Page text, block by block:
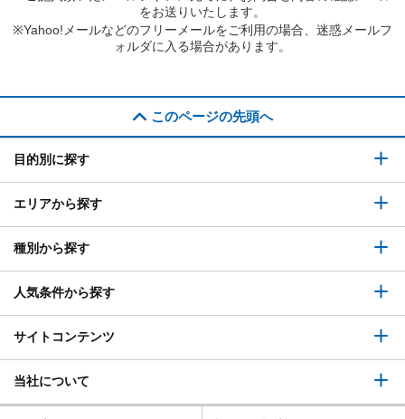
をお送りいたします。
※Yahoo!メールなどのフリーメールをご利用の場合、迷惑メールフ
ォルダに入る場合があります。
このページの先頭へ
目的別に探す
エリアから探す
種別から探す
人気条件から探す
サイトコンテンツ
当社について